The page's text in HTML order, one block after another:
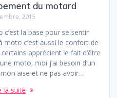
du motard
2015
c’est la base pour se sentir
moto c’est aussi le confort de
apprécient le fait d’être
moto, moi j’ai besoin d’un
aise et ne pas avoir…
la suite